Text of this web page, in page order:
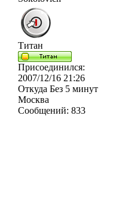
Титан
Присоединился:
2007/12/16 21:26
Откуда Без 5 минут
Москва
Сообщений: 833